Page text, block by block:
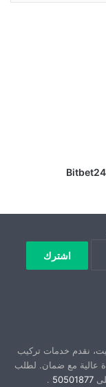
نقدم خدمات تركيب
عالية مع ضمان. لطلب
50501877
.